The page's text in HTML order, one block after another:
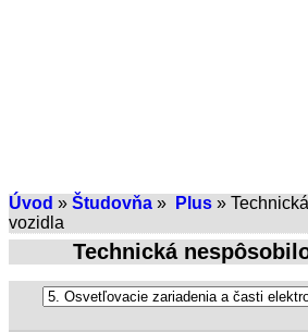
Úvod » Študovňa » Plus »
vozidla
Technická